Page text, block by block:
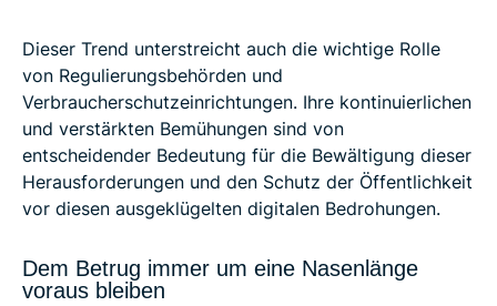
Dieser Trend unterstreicht auch die wichtige Rolle
von Regulierungsbehörden und
Verbraucherschutzeinrichtungen. Ihre kontinuierlichen
und verstärkten Bemühungen sind von
entscheidender Bedeutung für die Bewältigung dieser
Herausforderungen und den Schutz der Öffentlichkeit
vor diesen ausgeklügelten digitalen Bedrohungen.
Dem Betrug immer um eine Nasenlänge
voraus bleiben